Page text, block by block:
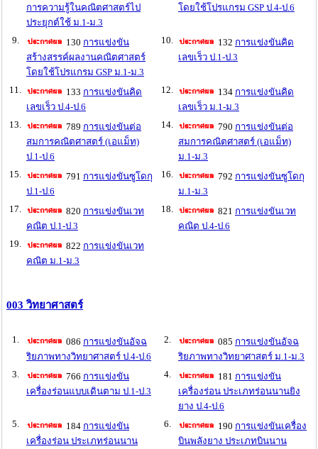
การความรู้ในคณิตศาสตร์ไป
ประยุกต์ใช้ ม.1-ม.3
โดยใช้โปรแกรม GSP ป.4-ป.6
9. 130 การแข่งขัน
สร้างสรรค์ผลงานคณิตศาสตร์
โดยใช้โปรแกรม GSP ม.1-ม.3
10. 132 การแข่งขันคิด
เลขเร็ว ป.1-ป.3
11. 133 การแข่งขันคิด
เลขเร็ว ป.4-ป.6
12. 134 การแข่งขันคิด
เลขเร็ว ม.1-ม.3
13.
789 การแข่งขันต่อ
สมการคณิตศาสตร์ (เอแม็ท)
ป.1-ป.6
14. 790 การแข่งขันต่อ
สมการคณิตศาสตร์ (เอแม็ท)
ม.1-ม.3
15.
791 การแข่งขันซูโดกุ
ป.1-ป.6
16. 792 การแข่งขันซูโดกุ
ม.1-ม.3
17.
820 การแข่งขันเวท
คณิต ป.1-ป.3
18. 821 การแข่งขันเวท
คณิต ป.4-ป.6
19.
822 การแข่งขันเวท
คณิต ม.1-ม.3
003 วิทยาศาสตร์
1. 086 การแข่งขันอัจฉ
ริยภาพทางวิทยาศาสตร์ ป.4-ป.6
2. 085 การแข่งขันอัจฉ
ริยภาพทางวิทยาศาสตร์ ม.1-ม.3
3.
766 การแข่งขัน
เครื่องร่อนแบบเดินตาม ป.1-ป.3
4. 181 การแข่งขัน
เครื่องร่อน ประเภทร่อนนานยิง
ยาง ป.4-ป.6
5.
184 การแข่งขัน
เครื่องร่อน ประเภทร่อนนาน
6. 190 การแข่งขันเครื่อง
บินพลังยาง ประเภทบินนาน